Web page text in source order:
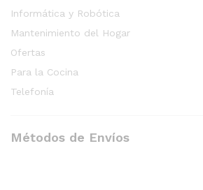
Informática y Robótica
Mantenimiento del Hogar
Ofertas
Para la Cocina
Telefonía
Métodos de Envíos